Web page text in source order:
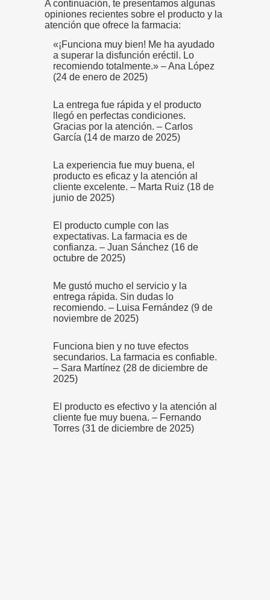
A continuación, te presentamos algunas
opiniones recientes sobre el producto y la
atención que ofrece la farmacia:
«¡Funciona muy bien! Me ha ayudado
a superar la disfunción eréctil. Lo
recomiendo totalmente.» – Ana López
(24 de enero de 2025)
La entrega fue rápida y el producto
llegó en perfectas condiciones.
Gracias por la atención. – Carlos
García (14 de marzo de 2025)
La experiencia fue muy buena, el
producto es eficaz y la atención al
cliente excelente. – Marta Ruiz (18 de
junio de 2025)
El producto cumple con las
expectativas. La farmacia es de
confianza. – Juan Sánchez (16 de
octubre de 2025)
Me gustó mucho el servicio y la
entrega rápida. Sin dudas lo
recomiendo. – Luisa Fernández (9 de
noviembre de 2025)
Funciona bien y no tuve efectos
secundarios. La farmacia es confiable.
– Sara Martínez (28 de diciembre de
2025)
El producto es efectivo y la atención al
cliente fue muy buena. – Fernando
Torres (31 de diciembre de 2025)